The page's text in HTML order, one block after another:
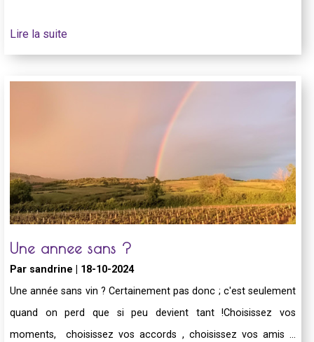
Lire la suite
Une annee sans ?
Par sandrine | 18-10-2024
Une année sans vin ? Certainement pas donc ; c'est seulement
quand on perd que si peu devient tant !Choisissez vos
moments, choisissez vos accords , choisissez vos amis ...